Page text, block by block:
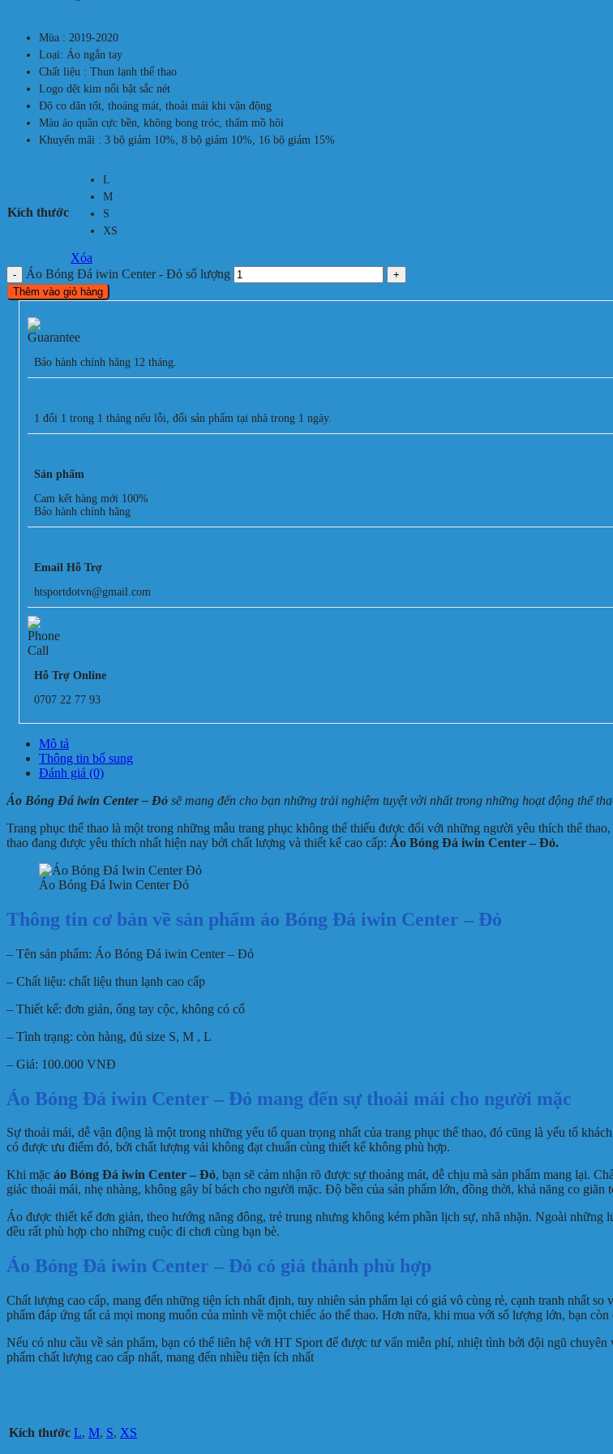
Mùa : 2019-2020
Loại: Áo ngắn tay
Chất liệu : Thun lạnh thể thao
Logo dệt kim nổi bật sắc nét
Độ co dãn tốt, thoáng mát, thoải mái khi vận động
Màu áo quần cực bền, không bong tróc, thấm mồ hôi
Khuyến mãi : 3 bộ giảm 10%, 8 bộ giảm 10%, 16 bộ giảm 15%
Kích thước
L
M
S
XS
Xóa
Áo Bóng Đá iwin Center - Đỏ số lượng
Thêm vào giỏ hàng
Bảo hành chính hãng 12 tháng.
1 đổi 1 trong 1 tháng nếu lỗi, đổi sản phẩm tại nhà trong 1 ngày.
Sản phẩm
Cam kết hàng mới 100%
Bảo hành chính hãng
Email Hỗ Trợ
htsportdotvn@gmail.com
Hỗ Trợ Online
0707 22 77 93
Mô tả
Thông tin bổ sung
Đánh giá (0)
Áo Bóng Đá iwin Center – Đỏ sẽ mang đến cho bạn những trải nghiệm tuyệt vời nhất trong những hoạt động thể
Trang phục thể thao là một trong những mẫu trang phục không thể thiếu được đối với những người yêu thích thể
thao đang được yêu thích nhất hiện nay bởi chất lượng và thiết kế cao cấp: Áo Bóng Đá iwin Center – Đỏ.
Áo Bóng Đá Iwin Center Đỏ
Thông tin cơ bản về sản phẩm áo Bóng Đá iwin Center – Đỏ
– Tên sản phẩm: Áo Bóng Đá iwin Center – Đỏ
– Chất liệu: chất liệu thun lạnh cao cấp
– Thiết kế: đơn giản, ống tay cộc, không có cổ
– Tình trạng: còn hàng, đủ size S, M , L
– Giá: 100.000 VNĐ
Áo Bóng Đá iwin Center – Đỏ mang đến sự thoải mái cho người mặc
Sự thoải mái, dễ vận động là một trong những yếu tố quan trọng nhất của trang phục thể thao, đó cũng là yếu tố
có được ưu điểm đó, bởi chất lượng vải không đạt chuẩn cùng thiết kế không phù hợp.
Khi mặc áo Bóng Đá iwin Center – Đỏ, bạn sẽ cảm nhận rõ được sự thoáng mát, dễ chịu mà sản phẩm mang lại.
giác thoải mái, nhẹ nhàng, không gây bí bách cho người mặc. Độ bền của sản phẩm lớn, đồng thời, khả năng co
Áo được thiết kế đơn giản, theo hướng năng đông, trẻ trung nhưng không kém phần lịch sự, nhã nhặn. Ngoài những
đều rất phù hợp cho những cuộc đi chơi cùng bạn bè.
Áo Bóng Đá iwin Center – Đỏ có giá thành phù hợp
Chất lượng cao cấp, mang đến những tiện ích nhất định, tuy nhiên sản phẩm lại có giá vô cùng rẻ, cạnh tranh nhất
phẩm đáp ứng tất cả mọi mong muốn của mình về một chiếc áo thể thao. Hơn nữa, khi mua với số lượng lớn, bạn
Nếu có nhu cầu về sản phẩm, bạn có thể liên hệ với HT Sport để được tư vấn miễn phí, nhiệt tình bởi đội ngũ
phẩm chất lượng cao cấp nhất, mang đến nhiều tiện ích nhất
Kích thước L, M, S, XS